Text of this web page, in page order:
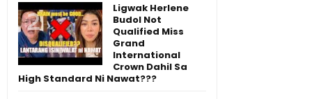
Ligwak Herlene
Budol Not
Qualified Miss
Grand
International
Crown Dahil Sa
High Standard Ni Nawat???